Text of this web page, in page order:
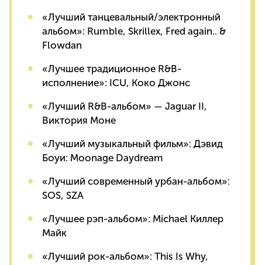
«Лучший танцевальный/электронный
альбом»: Rumble, Skrillex, Fred again.. &
Flowdan
«Лучшее традиционное R&B-
исполнение»: ICU, Коко Джонс
«Лучший R&B-альбом» — Jaguar II,
Виктория Моне
«Лучший музыкальный фильм»: Дэвид
Боуи: Moonage Daydream
«Лучший современный урбан-альбом»:
SOS, SZA
«Лучшее рэп-альбом»: Michael Киллер
Майк
«Лучший рок-альбом»: This Is Why,